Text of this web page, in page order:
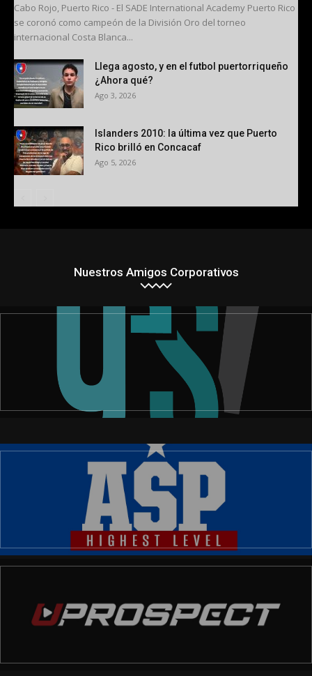
Cabo Rojo, Puerto Rico - El SADE International Academy Puerto Rico
se coronó como campeón de la División Oro del torneo
internacional Costa Blanca...
Llega agosto, y en el futbol puertorriqueño
¿Ahora qué?
Ago 3, 2026
Islanders 2010: la última vez que Puerto
Rico brilló en Concacaf
Ago 5, 2026
Nuestros Amigos Corporativos